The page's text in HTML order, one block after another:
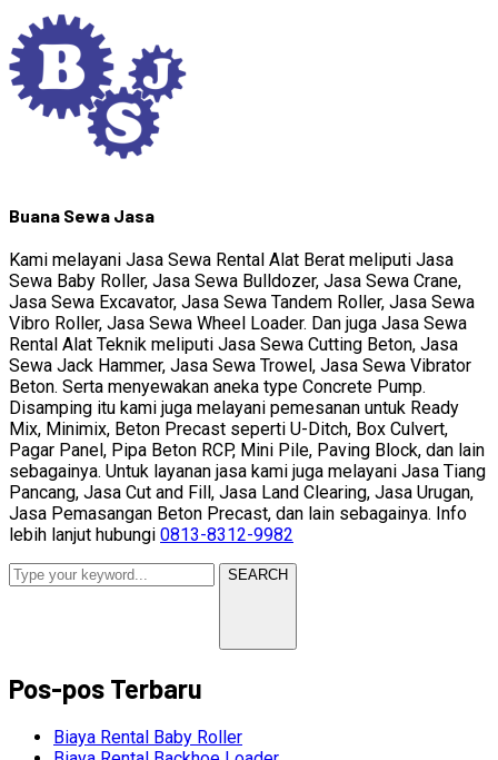
Buana Sewa Jasa
Kami melayani Jasa Sewa Rental Alat Berat meliputi Jasa
Sewa Baby Roller, Jasa Sewa Bulldozer, Jasa Sewa Crane,
Jasa Sewa Excavator, Jasa Sewa Tandem Roller, Jasa Sewa
Vibro Roller, Jasa Sewa Wheel Loader. Dan juga Jasa Sewa
Rental Alat Teknik meliputi Jasa Sewa Cutting Beton, Jasa
Sewa Jack Hammer, Jasa Sewa Trowel, Jasa Sewa Vibrator
Beton. Serta menyewakan aneka type Concrete Pump.
Disamping itu kami juga melayani pemesanan untuk Ready
Mix, Minimix, Beton Precast seperti U-Ditch, Box Culvert,
Pagar Panel, Pipa Beton RCP, Mini Pile, Paving Block, dan lain
sebagainya. Untuk layanan jasa kami juga melayani Jasa Tiang
Pancang, Jasa Cut and Fill, Jasa Land Clearing, Jasa Urugan,
Jasa Pemasangan Beton Precast, dan lain sebagainya. Info
lebih lanjut hubungi 0813-8312-9982
SEARCH
Pos-pos Terbaru
Biaya Rental Baby Roller